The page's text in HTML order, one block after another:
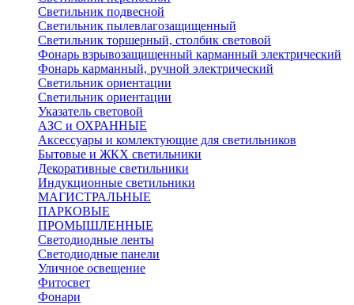
Светильник подвесной
Светильник пылевлагозащищенный
Светильник торшерный, столбик световой
Фонарь взрывозащищенный карманный электрический
Фонарь карманный, ручной электрический
Светильник ориентации
Светильник ориентации
Указатель световой
АЗС и ОХРАННЫЕ
Аксессуары и комлектующие для светильников
Бытовые и ЖКХ светильники
Декоративные светильники
Индукционные светильники
МАГИСТРАЛЬНЫЕ
ПАРКОВЫЕ
ПРОМЫШЛЕННЫЕ
Светодиодные ленты
Светодиодные панели
Уличное освещение
Фитосвет
Фонари